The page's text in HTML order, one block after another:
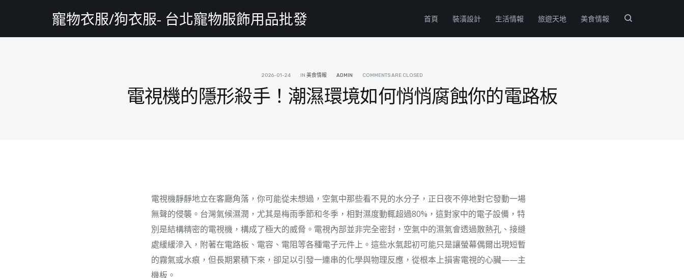
寵物衣服/狗衣服- 台北寵物服飾用品批發 首頁 裝潢設計 生活情報 旅遊天地 美食情報
2026-01-24 IN 美食情報 ADMIN COMMENTS ARE CLOSED
電視機的隱形殺手！潮濕環境如何悄悄腐蝕你的電路板
電視機靜靜地立在客廳角落，你可能從未想過，空氣中那些看不見的水分子，正日夜不停地對它發動一場
無聲的侵襲。台灣氣候濕潤，尤其是梅雨季節和冬季，相對濕度動輒超過80%，這對家中的電子設備，特
別是結構精密的電視機，構成了極大的威脅。電視內部並非完全密封，空氣中的濕氣會透過散熱孔、接縫
處緩緩滲入，附著在電路板、電容、電阻等各種電子元件上。這些水氣起初可能只是讓螢幕偶爾出現短暫
的霧氣或水痕，但長期累積下來，卻足以引發一連串的化學與物理反應，從根本上損害電視的心臟——主
機板。